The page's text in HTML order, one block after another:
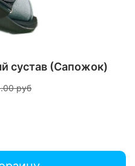
сустав (Сапожок)
руб